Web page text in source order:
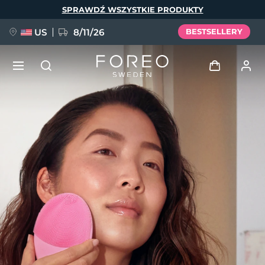
SPRAWDŹ WSZYSTKIE PRODUKTY
US 8/11/26 BESTSELLERY
Profil użytkownika
Moje urządzenia
Moje zamówienia
Moje adresy
Moje subskrypcje
NOWOŚĆ
FAQ™ Pure Beauty-Tech Elixir
BREAKING NEWS
issa™ Teeth Whitening Set
Język
English Deutsch
Español
Français
Italiano
Português
Polski
Svenska
Русский
Türkçe
简体中文 繁體中文